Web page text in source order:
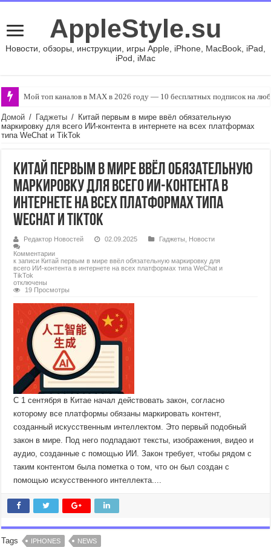
AppleStyle.su
Новости, обзоры, инструкции, игры Apple, iPhone, MacBook, iPad,
iPod, iMac
Мой топ каналов в MAX в 2026 году — 10 бесплатных подписок на
Домой / Гаджеты / Китай первым в мире ввёл обязательную
маркировку для всего ИИ-контента в интернете на всех платформах
типа WeChat и TikTok
Китай первым в мире ввёл обязательную
маркировку для всего ИИ-контента в
интернете на всех платформах типа
WeChat и TikTok
Редактор Новостей 02.09.2025 Гаджеты
Новости
Комментарии
к записи Китай первым в мире ввёл обязательную маркировку для
всего ИИ-контента в интернете на всех платформах типа WeChat и
TikTok
отключены
19 Просмотры
С 1 сентября в Китае начал действовать закон, согласно
которому все платформы обязаны маркировать контент,
созданный искусственным интеллектом. Это первый подобный
закон в мире. Под него подпадают тексты, изображения, видео и
аудио, созданные с помощью ИИ. Закон требует, чтобы рядом с
таким контентом была пометка о том, что он был создан с
помощью искусственного интеллекта....
Tags IPHONES NEWS